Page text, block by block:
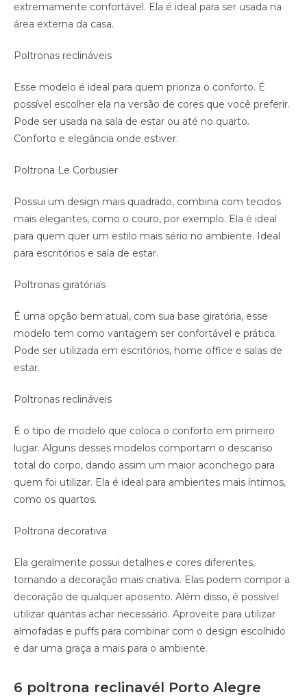
extremamente confortável. Ela é ideal para ser usada na
área externa da casa.
Poltronas reclináveis
Esse modelo é ideal para quem prioriza o conforto. É
possível escolher ela na versão de cores que você preferir.
Pode ser usada na sala de estar ou até no quarto.
Conforto e elegância onde estiver.
Poltrona Le Corbusier
Possui um design mais quadrado, combina com tecidos
mais elegantes, como o couro, por exemplo. Ela é ideal
para quem quer um estilo mais sério no ambiente. Ideal
para escritórios e sala de estar.
Poltronas giratórias
É uma opção bem atual, com sua base giratória, esse
modelo tem como vantagem ser confortável e prática.
Pode ser utilizada em escritórios, home office e salas de
estar.
Poltronas reclináveis
É o tipo de modelo que coloca o conforto em primeiro
lugar. Alguns desses modelos comportam o descanso
total do corpo, dando assim um maior aconchego para
quem foi utilizar. Ela é ideal para ambientes mais íntimos,
como os quartos.
Poltrona decorativa
Ela geralmente possui detalhes e cores diferentes,
tornando a decoração mais criativa. Elas podem compor a
decoração de qualquer aposento. Além disso, é possível
utilizar quantas achar necessário. Aproveite para utilizar
almofadas e puffs para combinar com o design escolhido
e dar uma graça a mais para o ambiente.
6 poltrona reclinavél Porto Alegre